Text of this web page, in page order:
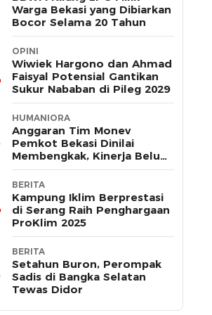
Warga Bekasi yang Dibiarkan
Bocor Selama 20 Tahun
OPINI
Wiwiek Hargono dan Ahmad
Faisyal Potensial Gantikan
Sukur Nababan di Pileg 2029
HUMANIORA
Anggaran Tim Monev
Pemkot Bekasi Dinilai
Membengkak, Kinerja Belum
Terbukti Efektif
BERITA
Kampung Iklim Berprestasi
di Serang Raih Penghargaan
ProKlim 2025
BERITA
Setahun Buron, Perompak
Sadis di Bangka Selatan
Tewas Didor